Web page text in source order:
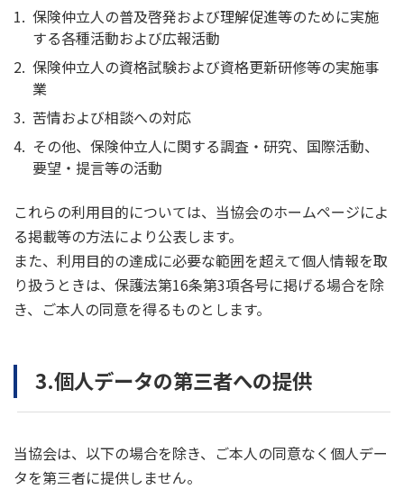
保険仲立人の普及啓発および理解促進等のために実施
する各種活動および広報活動
保険仲立人の資格試験および資格更新研修等の実施事
業
苦情および相談への対応
その他、保険仲立人に関する調査・研究、国際活動、
要望・提言等の活動
これらの利用目的については、当協会のホームページによ
る掲載等の方法により公表します。
また、利用目的の達成に必要な範囲を超えて個人情報を取
り扱うときは、保護法第16条第3項各号に掲げる場合を除
き、ご本人の同意を得るものとします。
3.個人データの第三者への提供
当協会は、以下の場合を除き、ご本人の同意なく個人デー
タを第三者に提供しません。